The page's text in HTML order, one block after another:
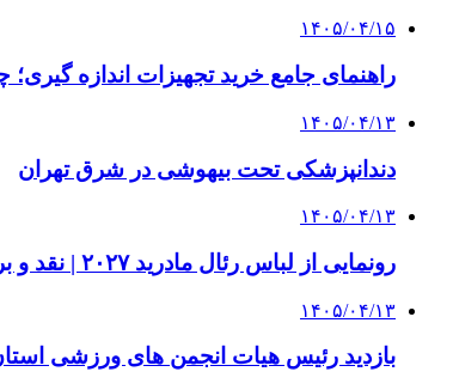
۱۴۰۵/۰۴/۱۵
راهنمای جامع خرید تجهیزات اندازه گیری؛
۱۴۰۵/۰۴/۱۳
دندانپزشکی تحت بیهوشی در شرق تهران
۱۴۰۵/۰۴/۱۳
رونمایی از لباس رئال مادرید ۲۰۲۷ | نقد و بررسی
۱۴۰۵/۰۴/۱۳
بازدید رئیس هیات انجمن های ورزشی استان